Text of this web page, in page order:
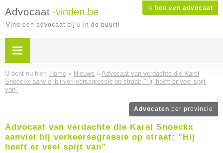
Ik ben een advocaat
Advocaat -vinden.be
Vind een advocaat bij u in de buurt!
U bent nu hier: Home » Nieuws » Advocaat van verdachte die Karel
Snoeckx aanviel bij verkeersagressie op straat: "Hij heeft er veel spijt
van"
Advocaten per provincie
Advocaat van verdachte die Karel Snoeckx
aanviel bij verkeersagressie op straat: "Hij
heeft er veel spijt van"